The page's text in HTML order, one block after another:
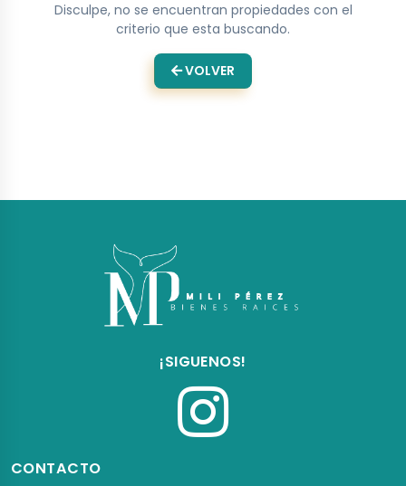
Disculpe, no se encuentran propiedades con el
criterio que esta buscando.
VOLVER
¡SIGUENOS!
CONTACTO